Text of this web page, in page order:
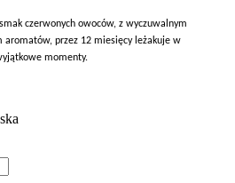
czerwonych owoców, z wyczuwalnym
przez 12 miesięcy leżakuje w
momenty.